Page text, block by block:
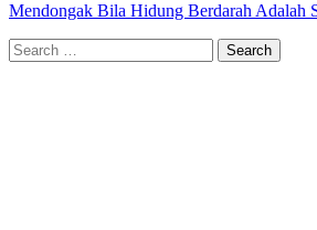
Mendongak Bila Hidung Berdarah Adalah
Search
for: